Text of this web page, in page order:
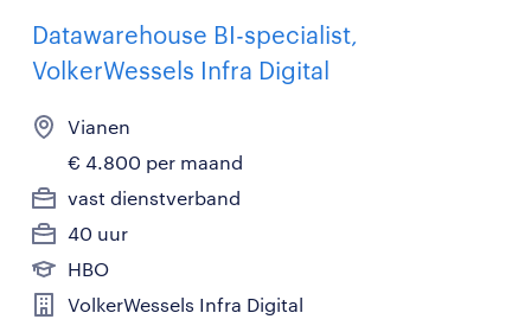
Datawarehouse BI-specialist,
VolkerWessels Infra Digital
Vianen
€ 4.800 per maand
vast dienstverband
40 uur
HBO
VolkerWessels Infra Digital